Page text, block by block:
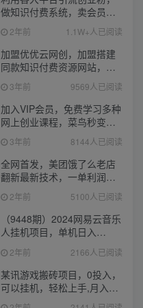
做知识付费系统，卖会员，
卖课程，实现日入几百几千
2年前 1.1W+人已阅读
加盟优优云网创，加盟搭建
同款知识付费资源网站，实
现长期稳定被动收入~
3年前 9569人已阅读
加入VIP会员，免费学习多种
网上创业课程，菜鸟秒变大
神！
3年前 8144人已阅读
全网首发，美团饿了么老店
翻新最新技术，一单利润
300-600
2年前 5100人已阅读
（9448期）2024网易云音乐
人挂机项目，单机日入
150+，无脑月入5000+
2年前 2166人已阅读
某讯游戏搬砖项目，0投入，
可以挂机，轻松上手,月入
3000+上不封顶